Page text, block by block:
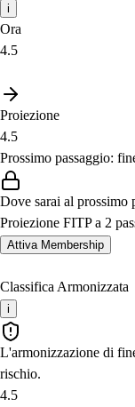
i
Ora
4.5
Proiezione
4.5
Prossimo passaggio:
Dove sarai al prossimo
Proiezione FITP a 2
Attiva Membership
Classifica Armonizzata
i
L'armonizzazione di
rischio.
4.5